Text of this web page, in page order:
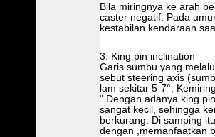
Bila miringnya ke arah
caster negatif. Pada
kestabilan kendaraan
3. King pin inclination
Garis sumbu yang
sebut steering axis
lam sekitar 5-7°.
" Dengan adanya king
sangat kecil, sehingga
berkurang. Di samping
dengan ,memanfaatkan